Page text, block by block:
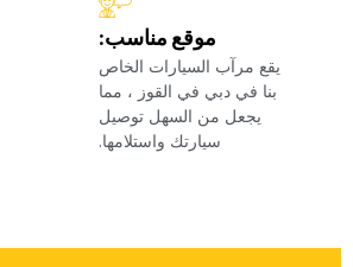
‏موقع مناسب:‏
‏يقع مرآب السيارات الخاص
بنا في دبي في القوز ، مما
يجعل من السهل توصيل
سيارتك واستلامها.‏